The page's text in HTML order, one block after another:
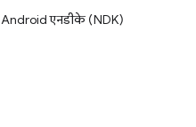
Android एनडीके (NDK)